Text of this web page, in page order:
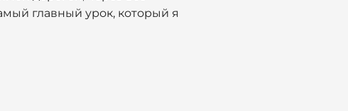
главный урок, который я